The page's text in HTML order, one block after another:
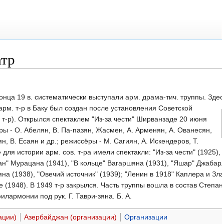
19 в. систематически выступали арм. драма-тич. труппы.
т-р в Баку был создан после установления Советской
р). Открылся спектаклем "Из-за чести" Ширванзаде 20 июня
- О. Абелян, В. Па-пазян, Жасмен, А. Арменян, А. Ованесян,
В. Есаян и др.; режиссёры - М. Сагиян, А. Искендеров, Т.
истории арм. сов. т-ра имели спектакли: "Из-за чести"
Мурацана (1941), "В кольце" Вагаршяна (1931), "Яшар"
(1938), "Овечий источник" (1939); "Ленин в 1918" Каплера и
В 1949 т-р закрылся. Часть труппы вошла в состав
под рук. Г. Таври-зяна. Б. А.
Азербайджан (организации) Организации